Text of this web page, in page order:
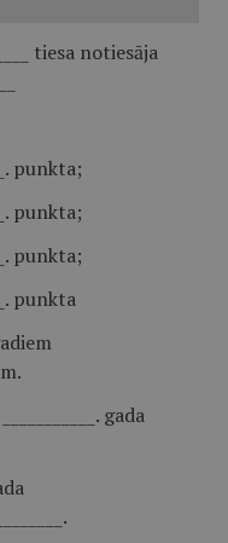
tiesa notiesāja
punkta;
punkta;
punkta;
punkta
gada